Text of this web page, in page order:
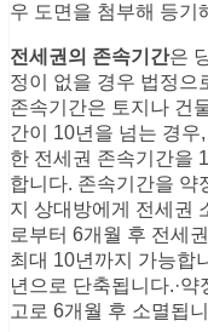
우 도면을 첨부해 등기
전세권의 존속기간은
정이 없을 경우 법정으
존속기간은 토지나 건
간이 10년을 넘는 경우
한 전세권 존속기간을
합니다. 존속기간을 약
지 상대방에게 전세권
로부터 6개월 후 전세
최대 10년까지 가능합
년으로 단축됩니다.·
고로 6개월 후 소멸됩